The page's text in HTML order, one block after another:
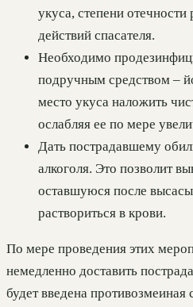
укуса, степени
действий спасателя.
Необходимо
подручным средством –
место укуса наложить
ослабляя ее по мере
Дать пострадавшему
алкоголя. Это позволит
оставшуюся после
раствориться в крови.
По мере проведения этих
немедленно доставить
будет введена противозмеиная